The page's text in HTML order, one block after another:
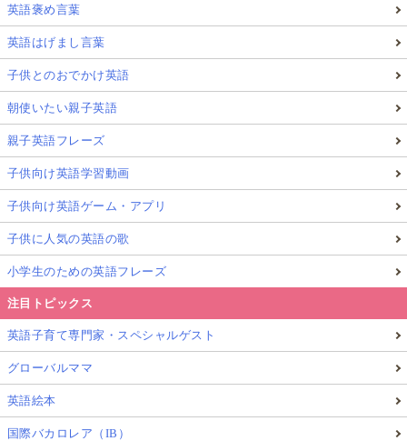
英語褒め言葉
英語はげまし言葉
子供とのおでかけ英語
朝使いたい親子英語
親子英語フレーズ
子供向け英語学習動画
子供向け英語ゲーム・アプリ
子供に人気の英語の歌
小学生のための英語フレーズ
注目トピックス
英語子育て専門家・スペシャルゲスト
グローバルママ
英語絵本
国際バカロレア（IB）